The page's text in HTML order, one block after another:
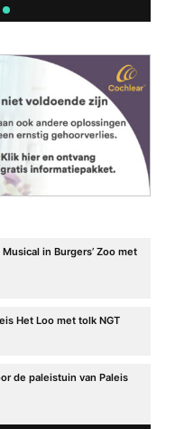
in Burgers’ Zoo met
Het Loo met tolk NGT
de paleistuin van Paleis